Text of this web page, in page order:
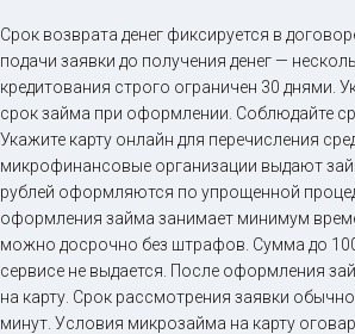
Срок возврата денег фиксируется в
подачи заявки до получения денег —
кредитования строго ограничен 30 днями.
срок займа при оформлении. Соблюдайте
Укажите карту онлайн для перечисления
микрофинансовые организации выдают
рублей оформляются по упрощенной
оформления займа занимает минимум
можно досрочно без штрафов. Сумма до
сервисе не выдается. После оформления
на карту. Срок рассмотрения заявки
минут. Условия микрозайма на карту